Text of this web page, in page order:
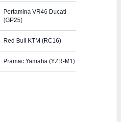
Pertamina VR46 Ducati
(GP25)
Red Bull KTM (RC16)
Pramac Yamaha (YZR-M1)